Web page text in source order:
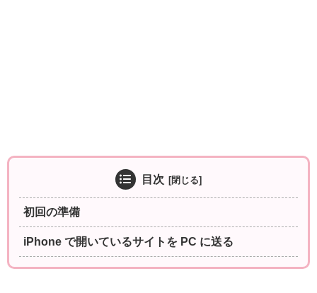
目次
初回の準備
iPhone で開いているサイトを PC に送る